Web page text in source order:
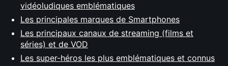
vidéoludiques emblématiques
Les principales marques de Smartphones
Les principaux canaux de streaming (films et
séries) et de VOD
Les super-héros les plus emblématiques et connus